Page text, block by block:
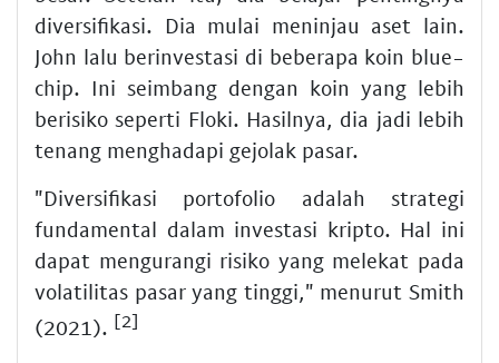
diversifikasi. Dia mulai meninjau aset lain.
John lalu berinvestasi di beberapa koin blue-
chip. Ini seimbang dengan koin yang lebih
berisiko seperti Floki. Hasilnya, dia jadi lebih
tenang menghadapi gejolak pasar.
"Diversifikasi portofolio adalah strategi
fundamental dalam investasi kripto. Hal ini
dapat mengurangi risiko yang melekat pada
volatilitas pasar yang tinggi," menurut Smith
(2021). [2]